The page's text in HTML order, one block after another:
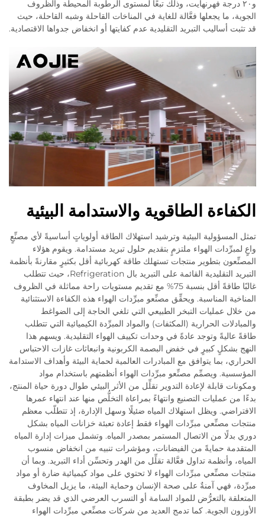
و٢٠ درجة فهرنهايت، وذلك تبعًا لمستوى الرطوبة المحيطة والظروف
الجوية، ما يجعلها فعَّالة للغاية في المناخات القاحلة وشبه القاحلة، حيث
قد تثبت أساليب التبريد التقليدية عدم كفايتها أو انخفاض جدواها الاقتصادية.
الكفاءة الطاقوية والاستدامة البيئية
تمثل المسؤولية البيئية وترشيد استهلاك الطاقة أولوياتٍ أساسيةً لأي مصنِّعٍ
واعٍ لمبرِّدات الهواء ملتزمٍ بتقديم حلول تبريد مستدامة. ويقوم هؤلاء
المصنِّعون بتطوير منتجات تستهلك طاقة كهربائية أقل بكثيرٍ مقارنةً بأنظمة
التبريد التقليدية القائمة على التبريد بال Refrigeration، حيث تتطلب
غالبًا طاقةً أقل بنسبة 75% مع تقديم مستويات راحة مماثلة في الظروف
المناخية المناسبة. ويحقِّق مصنِّعو مبرِّدات الهواء هذه الكفاءة الاستثنائية
من خلال عمليات التبخر الطبيعي التي تلغي الحاجة إلى الضواغط
والمبادلات الحرارية (المكثفات) والمواد المبرِّدة الكيميائية التي تتطلب
طاقةً عاليةً وتوجد عادةً في وحدات تكييف الهواء التقليدية. ويسهم هذا
النهج بشكلٍ كبيرٍ في خفض البصمة الكربونية وانبعاثات غازات الاحتباس
الحراري، بما يتوافق مع المبادرات العالمية لحماية البيئة وأهداف الاستدامة
المؤسسية. ويصمِّم مصنِّعو مبرِّدات الهواء أنظمتهم باستخدام مواد
ومكونات قابلة لإعادة التدوير تقلِّل من الأثر البيئي طوال دورة حياة المنتج،
بدءًا من عمليات التصنيع وانتهاءً بمراعاة التخلُّص منها عند انتهاء عمرها
الافتراضي. ويظل استهلاك المياه ضئيلًا وسهل الإدارة، إذ تتطلّب معظم
منتجات مصنِّعي مبرِّدات الهواء فقط إعادة تعبئة خزانات المياه بشكل
دوري بدلًا من الاتصال المستمر بمصدر المياه. وتشمل ميزات إدارة المياه
المتقدمة حمايةً من الفيضانات، ومؤشرات تنبيه من انخفاض منسوب
المياه، وأنظمة تداول فعَّالة تقلِّل من الهدر وتحسِّن أداء التبريد. وبما أن
منتجات مصنِّعي مبرِّدات الهواء لا تحتوي على مواد كيميائية ضارة أو مواد
مبرِّدة، فهي آمنةٌ على صحة الإنسان وحماية البيئة، ما يزيل المخاوف
المتعلقة بالتعرُّض للمواد السامة أو التسرب العرضي الذي قد يضر بطبقة
الأوزون الجوية. كما تدمج العديد من شركات مصنِّعي مبرِّدات الهواء